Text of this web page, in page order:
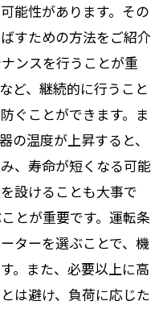
能性があります。その
すための方法をご紹介
ンスを行うことが重
ど、継続的に行うこと
ぐことができます。ま
の温度が上昇すると、
、寿命が短くなる可能
設けることも大事で
とが重要です。運転条
ターを選ぶことで、機
。また、必要以上に高
は避け、負荷に応じた